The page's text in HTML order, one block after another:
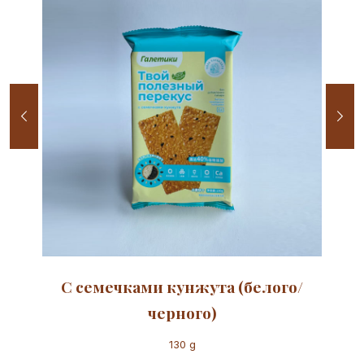
С семечками кунжута (белого/
черного)
130 g